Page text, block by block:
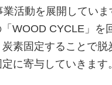
活動を展開してい
WOOD CYCLE」を
素固定することで脱
に寄与していきます。